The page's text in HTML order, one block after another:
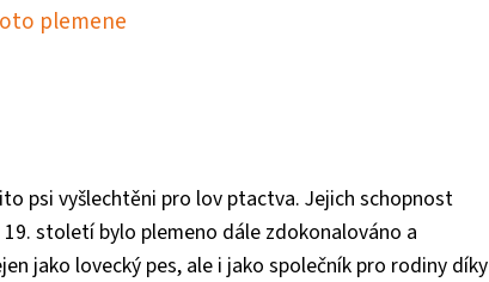
plemene
psi vyšlechtěni pro lov ptactva. Jejich schopnost
století bylo plemeno dále zdokonalováno a
jako lovecký pes, ale i jako společník pro rodiny díky